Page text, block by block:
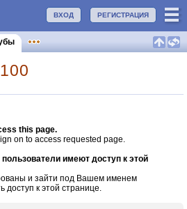
РЕГИСТРАЦИЯ
ВХОД
this page.
on to access requested page.
имеют доступ к этой
и зайти под Вашем именем
доступ к этой странице.